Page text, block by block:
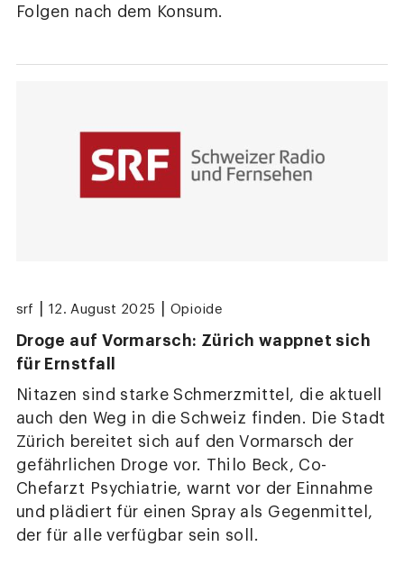
Folgen nach dem Konsum.
srf 12. August 2025 Opioide
Droge auf Vormarsch: Zürich wappnet sich
für Ernstfall
Nitazen sind starke Schmerzmittel, die aktuell
auch den Weg in die Schweiz finden. Die Stadt
Zürich bereitet sich auf den Vormarsch der
gefährlichen Droge vor. Thilo Beck, Co-
Chefarzt Psychiatrie, warnt vor der Einnahme
und plädiert für einen Spray als Gegenmittel,
der für alle verfügbar sein soll.